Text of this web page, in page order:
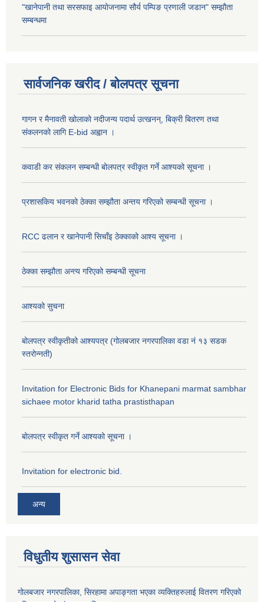
"खानेपानी तथा सरसफाइ आयोजनामा सौर्य पम्पिङ प्रणाली जडान" सम्झौता
सम्बन्धमा
सार्वजनिक खरीद / बोलपत्र सूचना
गागन र मैनावती खोलाको नदीजन्य पदार्थ उत्खनन्, बिक्री बितरण तथा
संकलनको लागि E-bid अह्वान ।
कवाडी कर संकलन सम्बन्धी बोलपत्र स्वीकृत गर्ने आश्यको सूचना ।
प्रशासकिय भवनको ठेक्का सम्झौता अन्तय गरिएको सम्बन्धी सूचना ।
RCC ढलान र खानेपानी सिचाँइ ठेक्काको आश्य सूचना ।
ठेक्का सम्झौता अन्त्य गरिएको सम्बन्धी सूचना
आश्यको सुचना
बोलपत्र स्वीकृतीको आश्यपत्र (गोलबजार नगरपालिका वडा नं १३ सडक
स्तरोन्नती)
Invitation for Electronic Bids for Khanepani marmat sambhar
sichaee motor kharid tatha prastisthapan
बोलपत्र स्वीकृत गर्ने आश्यको सूचना ।
Invitation for electronic bid.
अन्य
विधुतीय शुसासन सेवा
गोलबजार नगरपालिका, सिरहामा अपाङ्गता भएका व्यक्तिहरुलाई वितरण गरिएको